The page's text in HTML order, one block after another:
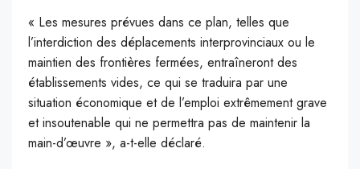
« Les mesures prévues dans ce plan, telles que
l’interdiction des déplacements interprovinciaux ou le
maintien des frontières fermées, entraîneront des
établissements vides, ce qui se traduira par une
situation économique et de l’emploi extrêmement grave
et insoutenable qui ne permettra pas de maintenir la
main-d’œuvre », a-t-elle déclaré.